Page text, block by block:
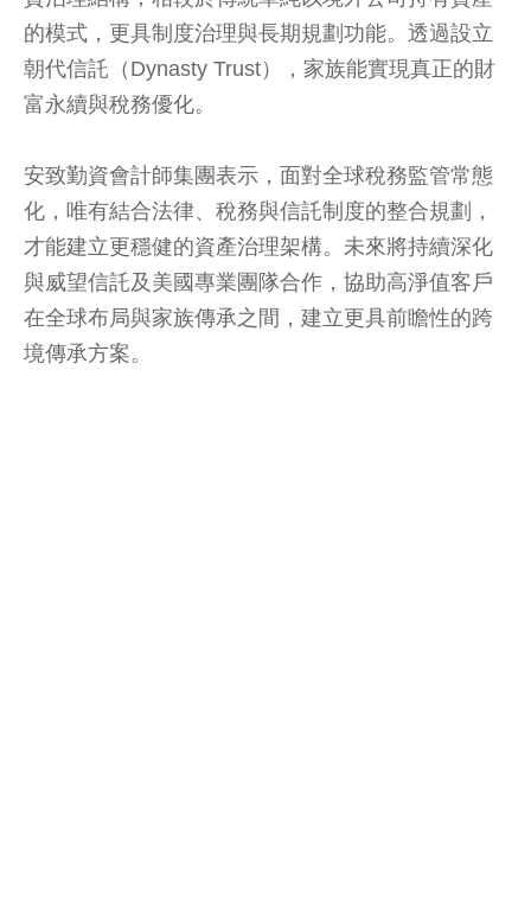
的模式，更具制度治理與長期規劃功能。透過設立
朝代信託（Dynasty Trust），家族能實現真正的財
富永續與稅務優化。
安致勤資會計師集團表示，面對全球稅務監管常態
化，唯有結合法律、稅務與信託制度的整合規劃，
才能建立更穩健的資產治理架構。未來將持續深化
與威望信託及美國專業團隊合作，協助高淨值客戶
在全球布局與家族傳承之間，建立更具前瞻性的跨
境傳承方案。